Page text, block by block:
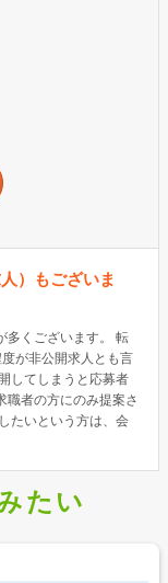
）もございま
多くございます。 転
が非公開求人とも言
してしまうと応募者
職者の方にのみ提案さ
たいという方は、会
たい